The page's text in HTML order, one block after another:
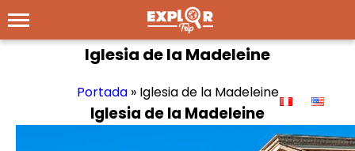
Iglesia de la Madeleine
Portada» Iglesia de la Madeleine
Iglesia de la Madeleine